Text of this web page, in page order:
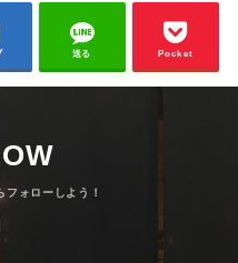
送る Pocket